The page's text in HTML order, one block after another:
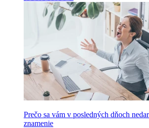
Prečo sa vám v posledných dňoch
znamenie